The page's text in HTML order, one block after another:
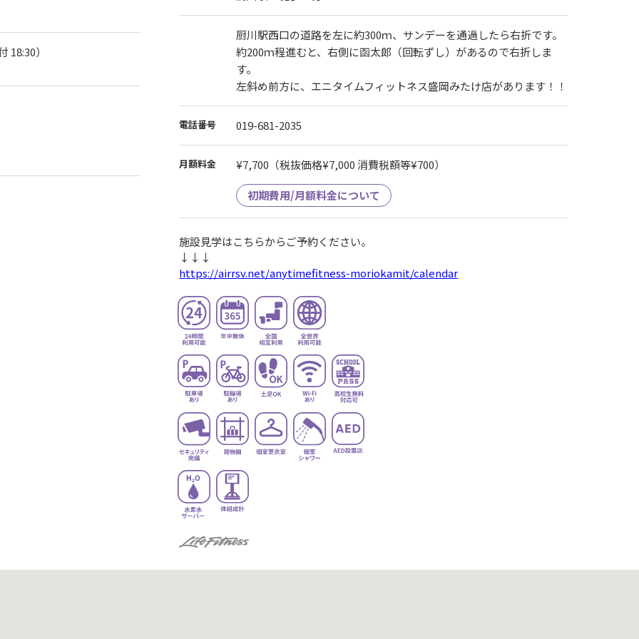
18:30）
厨川駅西口の道路を左に約300ｍ、サンデーを通過したら右折です。
約200ｍ程進むと、右側に函太郎（回転ずし）があるので右折しま
す。
左斜め前方に、エニタイムフィットネス盛岡みたけ店があります！！
電話番号 019-681-2035
月額料金 ¥7,700 （税抜価格¥7,000 消費税額等¥700）
初期費用/月額料金について
施設見学はこちらからご予約ください。
↓↓↓
https://airrsv.net/anytimefitness-moriokamit/calendar